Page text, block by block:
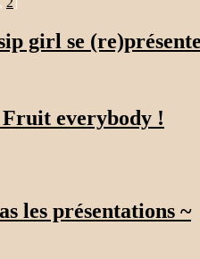
girl se
Fruit everybody !
les présentations ~